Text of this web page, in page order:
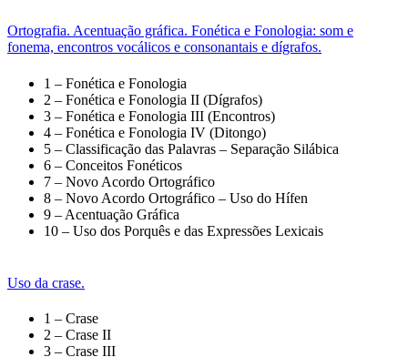
Ortografia. Acentuação gráfica. Fonética e Fonologia: som e
fonema, encontros vocálicos e consonantais e dígrafos.
1 – Fonética e Fonologia
2 – Fonética e Fonologia II (Dígrafos)
3 – Fonética e Fonologia III (Encontros)
4 – Fonética e Fonologia IV (Ditongo)
5 – Classificação das Palavras – Separação Silábica
6 – Conceitos Fonéticos
7 – Novo Acordo Ortográfico
8 – Novo Acordo Ortográfico – Uso do Hífen
9 – Acentuação Gráfica
10 – Uso dos Porquês e das Expressões Lexicais
Uso da crase.
1 – Crase
2 – Crase II
3 – Crase III